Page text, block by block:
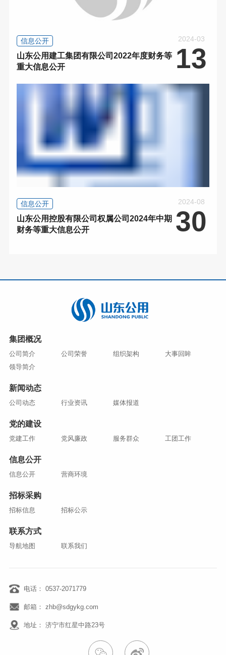
信息公开
山东公用建工集团有限公司2022年度财务等
重大信息公开
2024-03
13
信息公开
山东公用控股有限公司权属公司2024年中期
财务等重大信息公开
2024-08
30
集团概况
公司简介 公司荣誉 组织架构
大事回眸
领导简介
新闻动态
公司动态 行业资讯 媒体报道
党的建设
党建工作 党风廉政 服务群众 工团工作
信息公开
信息公开 营商环境
招标采购
招标信息 招标公示
联系方式
导航地图 联系我们
电话： 0537-2071779
邮箱： zhb@sdgykg.com
地址： 济宁市红星中路23号